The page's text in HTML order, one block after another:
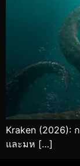
Kraken (2026):
และมห […]